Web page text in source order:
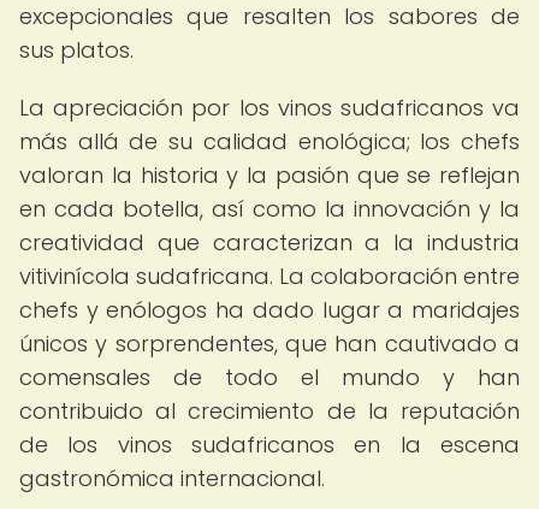
excepcionales que resalten los sabores de
sus platos.
La apreciación por los vinos sudafricanos va
más allá de su calidad enológica; los chefs
valoran la historia y la pasión que se reflejan
en cada botella, así como la innovación y la
creatividad que caracterizan a la industria
vitivinícola sudafricana. La colaboración entre
chefs y enólogos ha dado lugar a maridajes
únicos y sorprendentes, que han cautivado a
comensales de todo el mundo y han
contribuido al crecimiento de la reputación
de los vinos sudafricanos en la escena
gastronómica internacional.